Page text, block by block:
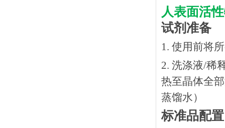
人表面活
试剂准备
1. 使用前将
2. 洗涤液/稀
热⾄晶体全
蒸馏水）
标准品配置